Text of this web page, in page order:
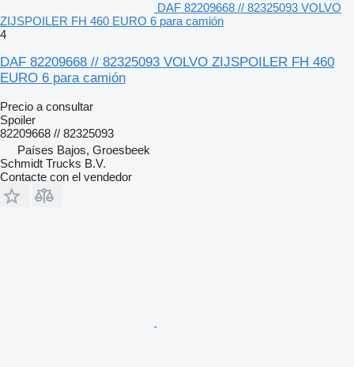
DAF 82209668 // 82325093 VOLVO
ZIJSPOILER FH 460 EURO 6 para camión
4
DAF 82209668 // 82325093 VOLVO ZIJSPOILER FH 460
EURO 6 para camión
Precio a consultar
Spoiler
82209668 // 82325093
Países Bajos, Groesbeek
Schmidt Trucks B.V.
Contacte con el vendedor